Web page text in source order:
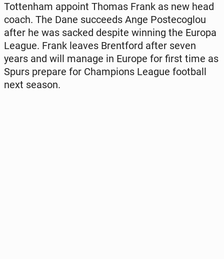
Tot­ten­ham appoint Thomas Frank as new head
coach. The Dane suc­ceeds Ange Postecoglou
after he was sacked despite winning the Europa
League. Frank leaves Brent­ford after seven
years and will manage in Europe for first time as
Spurs prepare for Cham­pi­ons League foot­ball
next season.